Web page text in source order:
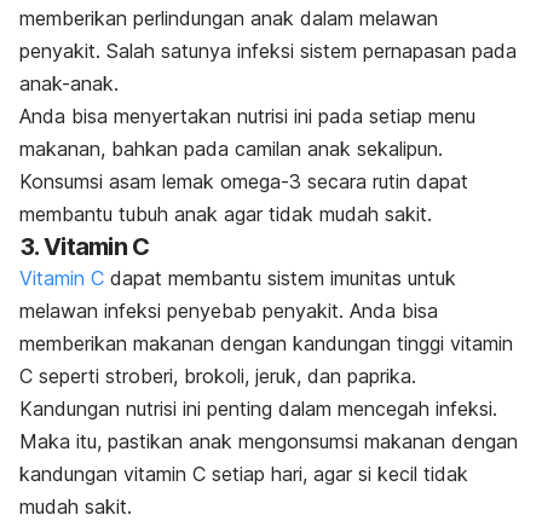
memberikan perlindungan anak dalam melawan
penyakit. Salah satunya infeksi sistem pernapasan pada
anak-anak.
Anda bisa menyertakan nutrisi ini pada setiap menu
makanan, bahkan pada camilan anak sekalipun.
Konsumsi asam lemak omega-3 secara rutin dapat
membantu tubuh anak agar tidak mudah sakit.
3. Vitamin C
Vitamin C dapat membantu sistem imunitas untuk
melawan infeksi penyebab penyakit. Anda bisa
memberikan makanan dengan kandungan tinggi vitamin
C seperti stroberi, brokoli, jeruk, dan paprika.
Kandungan nutrisi ini penting dalam mencegah infeksi.
Maka itu, pastikan anak mengonsumsi makanan dengan
kandungan vitamin C setiap hari, agar si kecil tidak
mudah sakit.